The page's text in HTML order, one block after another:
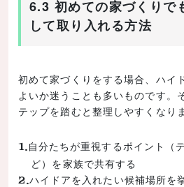
6.3 初めての家づくりで
して取り入れる方法
初めて家づくりをする場合、ハイ
よいか迷うことも多いものです。
テップを踏むと整理しやすくなりま
自分たちが重視するポイント（
ど）を家族で共有する
ハイドアを入れたい候補場所を